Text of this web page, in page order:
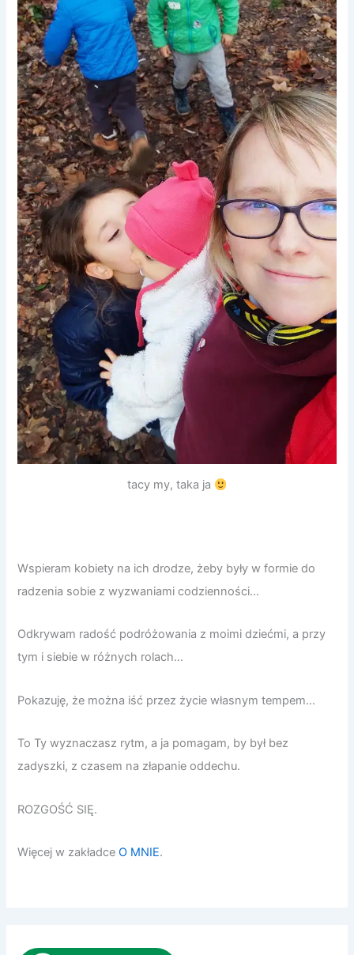
tacy my, taka ja
Wspieram kobiety na ich drodze, żeby były w formie do
radzenia sobie z wyzwaniami codzienności…
Odkrywam radość podróżowania z moimi dziećmi, a przy
tym i siebie w różnych rolach…
Pokazuję, że można iść przez życie własnym tempem…
To Ty wyznaczasz rytm, a ja pomagam, by był bez
zadyszki, z czasem na złapanie oddechu.
ROZGOŚĆ SIĘ.
Więcej w zakładceO MNIE.